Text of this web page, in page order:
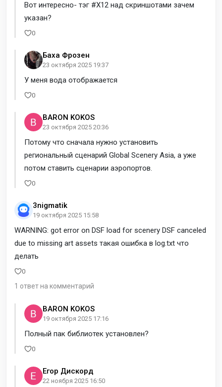
Вот интересно- тэг #X12 над скриншотами зачем
указан?
0
Баха Фрозен
23 октября 2025 19:37
У меня вода отображается
0
BARON KOKOS
23 октября 2025 20:36
Потому что сначала нужно установить
региональный сценарий Global Scenery Asia, а уже
потом ставить сценарии аэропортов.
0
3nigmatik
19 октября 2025 15:58
WARNING: got error on DSF load for scenery DSF canceled
due to missing art assets такая ошибка в log.txt что
делать
0
1 ответ на комментарий
BARON KOKOS
19 октября 2025 17:16
Полный пак библиотек установлен?
0
Егор Дискорд
22 ноября 2025 16:50